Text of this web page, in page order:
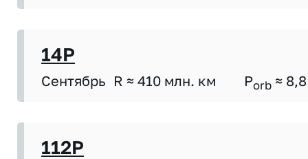
14P
Сентябрь R ≈ 410 млн. км Porb ≈ 8,8
112P